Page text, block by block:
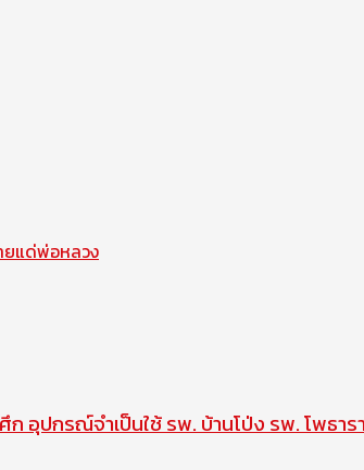
ยแด่พ่อหลวง
ปกรณ์จำเป็นใช้ รพ. บ้านโป่ง รพ. โพธา